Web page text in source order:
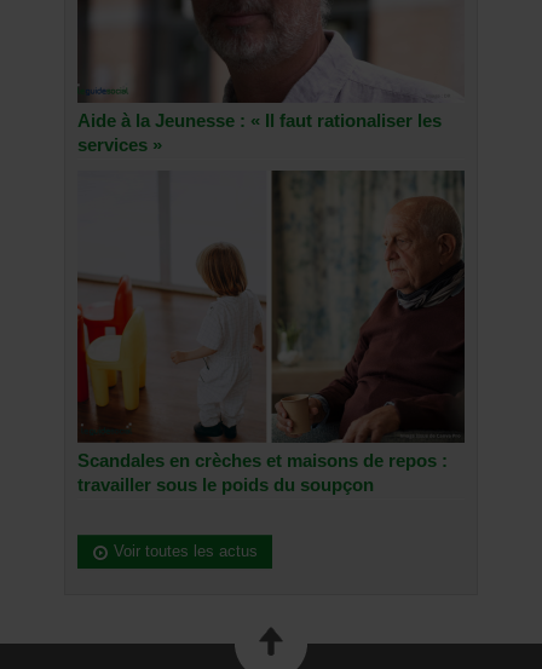
Aide à la Jeunesse : « Il faut rationaliser les
services »
Scandales en crèches et maisons de repos :
travailler sous le poids du soupçon
Voir toutes les actus